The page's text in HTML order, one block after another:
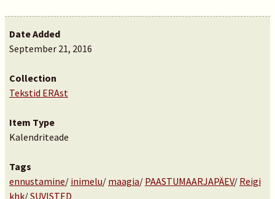
Date Added
September 21, 2016
Collection
Tekstid ERAst
Item Type
Kalendriteade
Tags
ennustamine/ inimelu/ maagia/ PAASTUMAARJAPÄEV/ Reigi
khk/SUVISTED